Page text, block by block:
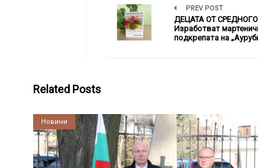
PREV POST
ДЕЦАТА ОТ
Изработват
подкрепата на
Related Posts
Култура
Новини